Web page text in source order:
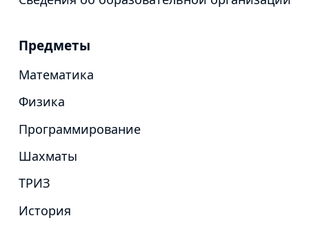
Предметы
Математика
Физика
Программирование
Шахматы
ТРИЗ
История